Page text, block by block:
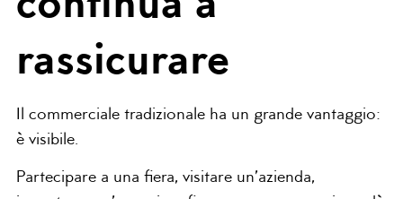
rassicurare
Il commerciale tradizionale ha un grande vantaggio:
è visibile.
Partecipare a una fiera, visitare un’azienda,